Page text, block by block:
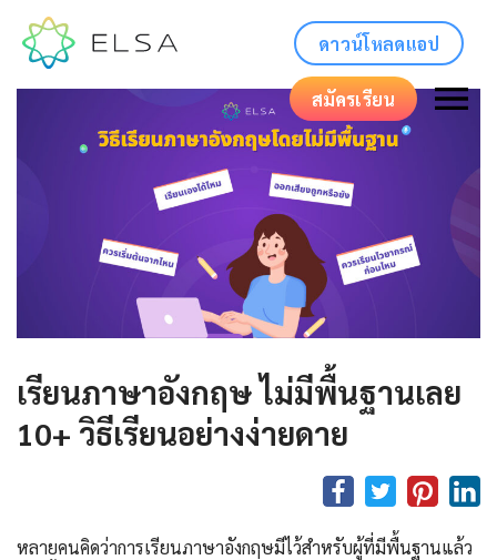
ดาวน์โหลดแอป
สมัครเรียน
เรียนภาษาอังกฤษ ไม่มีพื้นฐานเลย
10+ วิธีเรียนอย่างง่ายดาย
หลายคนคิดว่าการเรียนภาษาอังกฤษมีไว้สำหรับผู้ที่มีพื้นฐานแล้ว